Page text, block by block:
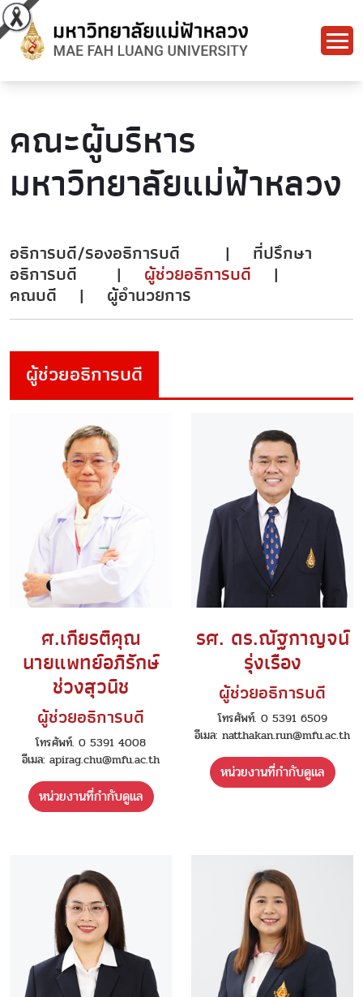
คณะผู้บริหาร
มหาวิทยาลัยแม่ฟ้าหลวง
อธิการบดี/รองอธิการบดี | ที่ปรึกษา
อธิการบดี | ผู้ช่วยอธิการบดี |
คณบดี | ผู้อำนวยการ
ผู้ช่วยอธิการบดี
ศ.เกียรติคุณ
นายแพทย์อภิรักษ์
ช่วงสุวนิช
ผู้ช่วยอธิการบดี
โทรศัพท์. 0 5391 4008
อีเมล: apirag.chu@mfu.ac.th
หน่วยงานที่กำกับดูแล
รศ. ดร.ณัฐกาญจน์
รุ่งเรือง
ผู้ช่วยอธิการบดี
โทรศัพท์. 0 5391 6509
อีเมล: natthakan.run@mfu.ac.th
หน่วยงานที่กำกับดูแล